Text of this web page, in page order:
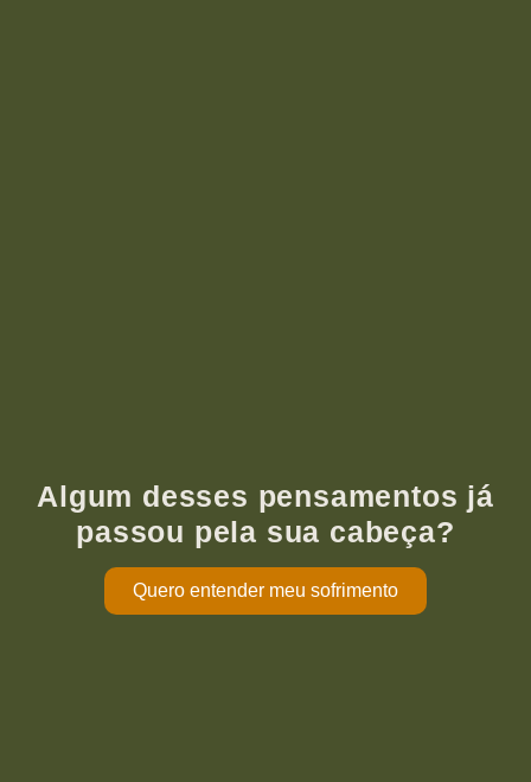
Algum desses pensamentos já
passou pela sua cabeça?
Quero entender meu sofrimento